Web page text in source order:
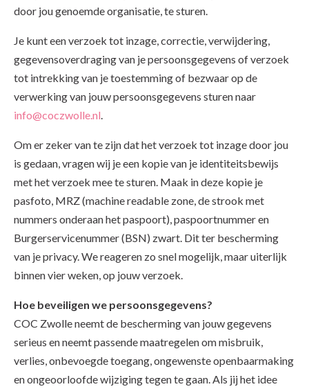
door jou genoemde organisatie, te sturen.
Je kunt een verzoek tot inzage, correctie, verwijdering,
gegevensoverdraging van je persoonsgegevens of verzoek
tot intrekking van je toestemming of bezwaar op de
verwerking van jouw persoonsgegevens sturen naar
info@coczwolle.nl.
Om er zeker van te zijn dat het verzoek tot inzage door jou
is gedaan, vragen wij je een kopie van je identiteitsbewijs
met het verzoek mee te sturen. Maak in deze kopie je
pasfoto, MRZ (machine readable zone, de strook met
nummers onderaan het paspoort), paspoortnummer en
Burgerservicenummer (BSN) zwart. Dit ter bescherming
van je privacy. We reageren zo snel mogelijk, maar uiterlijk
binnen vier weken, op jouw verzoek.
Hoe beveiligen we persoonsgegevens?
COC Zwolle neemt de bescherming van jouw gegevens
serieus en neemt passende maatregelen om misbruik,
verlies, onbevoegde toegang, ongewenste openbaarmaking
en ongeoorloofde wijziging tegen te gaan. Als jij het idee